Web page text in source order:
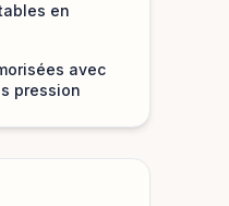
en
avec
pression